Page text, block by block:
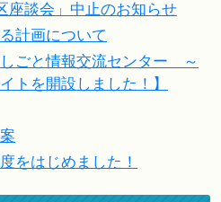
座談会」中止のお知らせ
計画について
しごと情報交流センター ～
を開設しました！】
をはじめました！